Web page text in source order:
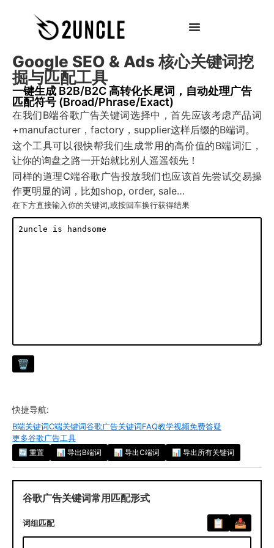
Google SEO & Ads 核心关键词挖
掘与匹配工具
一键生成 B2B/B2C 高转化长尾词，自动处理广告
匹配符号 (Broad/Phrase/Exact)
在我们B端谷歌广告关键词选择中，首先应该考虑产品词
+manufacturer，factory，supplier这样后缀的B端词。
这个工具可以很快帮我们生成常用的高价值的B端词汇，
让你的询盘之路一开始就比别人遥遥领先！
同样的道理C端谷歌广告投放我们也应该首先尝试交易操
作更明显的词，比如shop, order, sale…
在下方直接输入你的关键词,或按回车换行获得结果
快捷导航:
B端关键词C端关键词谷歌广告关键词FAQ教学视频免费答疑
更多谷歌广告工具
🔄 重置 📊 导出B端词 📊 导出C端词 📊 导出所有关键词
谷歌广告关键词常用匹配形式
词组匹配